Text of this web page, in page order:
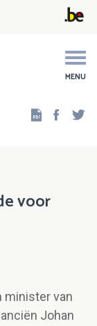
MENU
voor
minister van
Johan